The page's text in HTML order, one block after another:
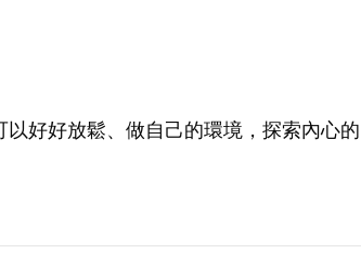
好好放鬆、做自己的環境，探索內心的